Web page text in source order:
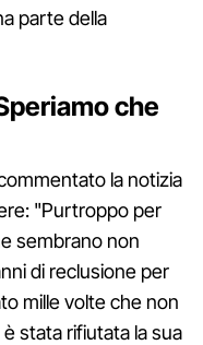
parte della
che
la notizia
"Purtroppo per
sembrano non
di reclusione per
mille volte che non
stata rifiutata la sua